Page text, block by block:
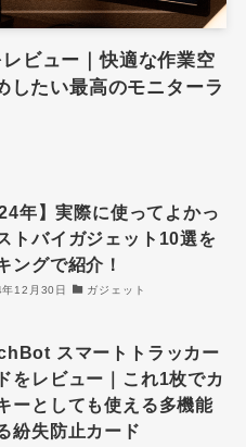
ビュー｜快適な作業空
したい最高のモニターラ
年】実際に使ってよかっ
トバイガジェット10選を
ングで紹介！
12月30日 ガジェット
スマートトラッカー
をレビュー｜これ1枚でカ
ーとしても使える多機能
紛失防止カード